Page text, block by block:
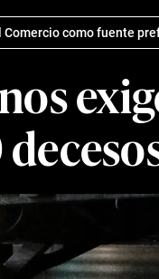
Comercio como fuente